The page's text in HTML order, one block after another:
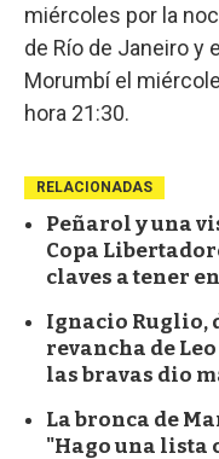
miércoles por la
de Río de Janeiro y
Morumbí el
hora 21:30.
RELACIONADAS
Peñarol y una
Copa
claves a tener
Ignacio Ruglio,
revancha de
las bravas dio
La bronca de
"Hago una lista